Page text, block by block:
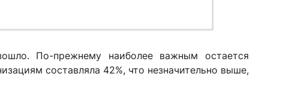
По-прежнему наиболее важным остается
составляла 42%, что незначительно выше,